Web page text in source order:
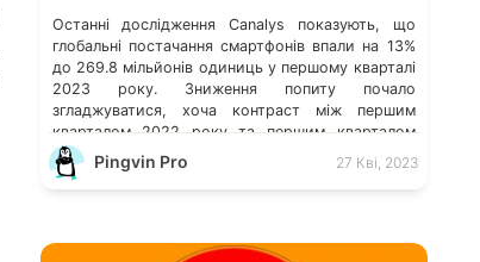
Останні дослідження Canalys показують, що
глобальні постачання смартфонів впали на 13%
до 269.8 мільйонів одиниць у першому кварталі
2023 року. Зниження попиту почало
згладжуватися, хоча контраст між першим
кварталом 2022 року та першим кварталом
2023 року все ще помітний. Дослідження
Canalys: світове постачання смартфонів за 4-ий
Pingvin Pro 27 Кві, 2023